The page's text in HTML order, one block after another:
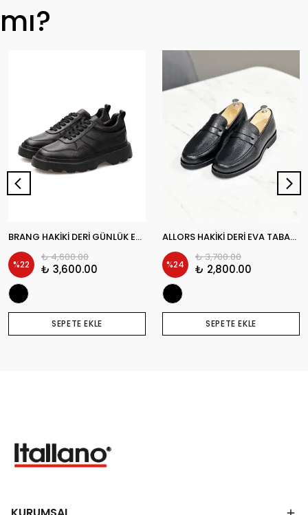
mı?
BRANG HAKİKİ DERİ GÜNLÜK ERKEK KLASİK AYAKKABI
%22
₺ 4,600.00
₺ 3,600.00
SEPETE EKLE
ALLORS HAKİKİ DERİ EVA TABAN GÜNLÜK KLASİK ERKEK AYAKKABI
%24
₺ 3,700.00
₺ 2,800.00
SEPETE EKLE